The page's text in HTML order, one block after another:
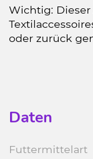
Wichtig:
oder zurück
Daten
Futtermittelart